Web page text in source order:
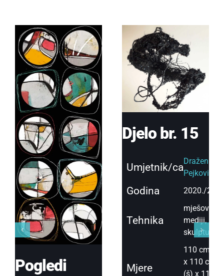
Pogledi
Djelo br. 15
Umjetnik/ca
Dražen
Pejković
Godina 2020./
Tehnika
mješoviti
mediji,
skulptura
Mjere
110 cm (v)
x 110 cm
(š) x 110